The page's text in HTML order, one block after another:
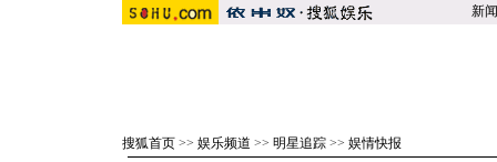
新闻
搜狐首页 >> 娱乐频道 >> 明星追踪 >> 娱情快报